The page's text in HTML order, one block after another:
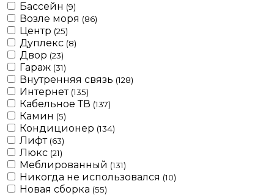
Бассейн (9)
Возле моря (86)
Центр (25)
Дуплекс (8)
Двор (23)
Гараж (31)
Внутренняя связь (128)
Интернет (135)
Кабельное ТВ (137)
Камин (5)
Кондиционер (134)
Лифт (63)
Люкс (21)
Меблированный (131)
Никогда не использовался (10)
Новая сборка (55)